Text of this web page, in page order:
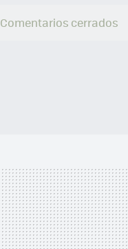
Comentarios cerrados